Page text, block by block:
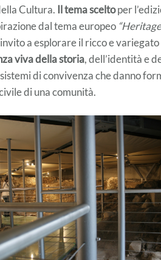
Cultura. Il tema sceltoper
dal tema europeo
a esplorare il ricco e variegato
viva della storia, dell’identità e
di convivenza che danno
di una comunità.